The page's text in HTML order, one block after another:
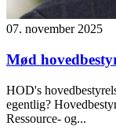
07. november 2025
Mød
HOD's
egentlig?
Ressource- og...